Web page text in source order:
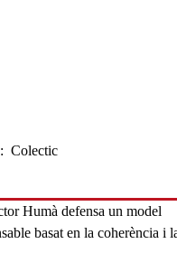
Colectic